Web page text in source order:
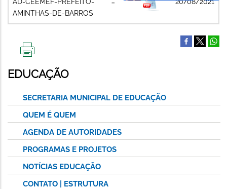
AMINTHAS-DE-BARROS
ESTA
PÁGINA
EDUCAÇÃO
SECRETARIA MUNICIPAL DE EDUCAÇÃO
QUEM É QUEM
AGENDA DE AUTORIDADES
PROGRAMAS E PROJETOS
NOTÍCIAS EDUCAÇÃO
CONTATO | ESTRUTURA